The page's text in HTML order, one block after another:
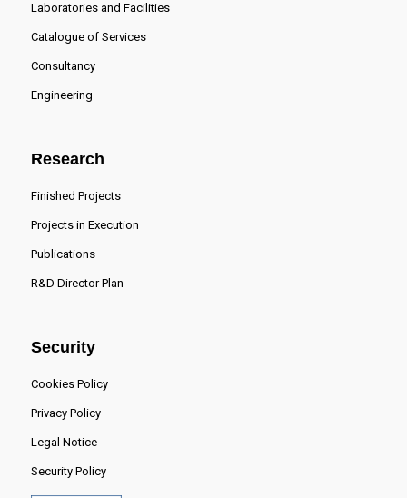
Laboratories and Facilities
Catalogue of Services
Consultancy
Engineering
Research
Finished Projects
Projects in Execution
Publications
R&D Director Plan
Security
Cookies Policy
Privacy Policy
Legal Notice
Security Policy